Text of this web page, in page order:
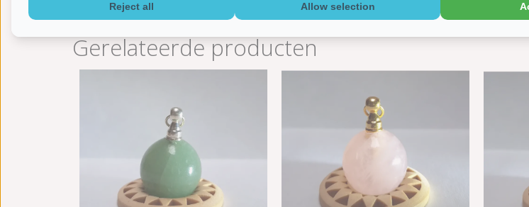
Gerelateerde producten
Reject all Allow selection